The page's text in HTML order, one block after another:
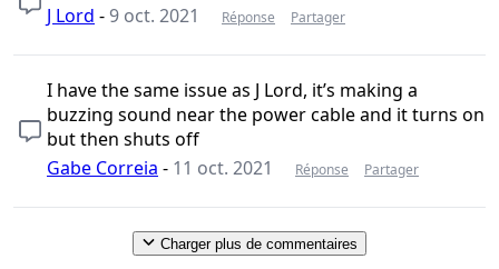
J Lord -9 oct. 2021 Réponse Partager
I have the same issue as J Lord, it’s making a
buzzing sound near the power cable and it turns on
but then shuts off
Gabe Correia - 11 oct. 2021 Réponse Partager
Charger plus de commentaires